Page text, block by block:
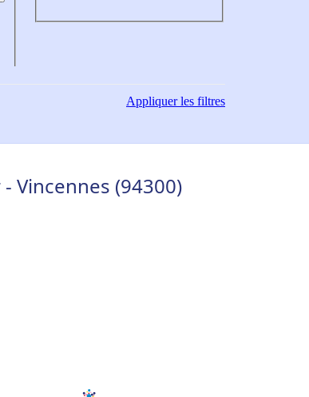
Appliquerles filtres
Vincennes (94300)